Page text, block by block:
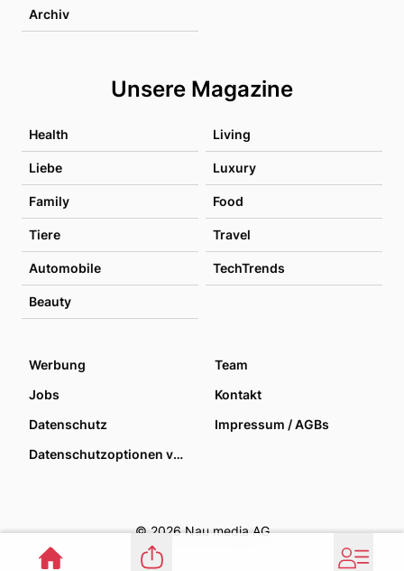
Archiv
Unsere Magazine
Health Living
Liebe Luxury
Family Food
Tiere Travel
Automobile TechTrends
Beauty
Werbung
Team
Jobs
Kontakt
Datenschutz
Impressum / AGBs
Datenschutzoptionen verwalten
© 2026 Nau media AG